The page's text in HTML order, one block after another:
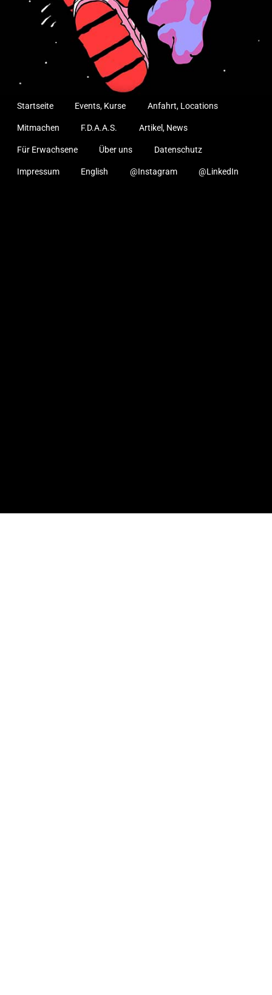
Startseite Events, Kurse Anfahrt, Locations
Mitmachen F.D.A.A.S. Artikel, News
Für Erwachsene Über uns Datenschutz
Impressum English @Instagram @LinkedIn